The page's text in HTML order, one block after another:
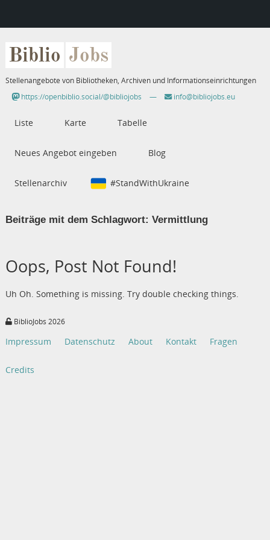
Biblio Jobs
Stellenangebote von Bibliotheken, Archiven und Informationseinrichtungen
https://openbiblio.social/@bibliojobs
— info@bibliojobs.eu
Liste Karte Tabelle
Neues Angebot eingeben Blog
Stellenarchiv #StandWithUkraine
Beiträge mit dem Schlagwort: Vermittlung
Oops, Post Not Found!
Uh Oh. Something is missing. Try double checking things.
BiblioJobs 2026
Impressum Datenschutz About Kontakt Fragen
Credits